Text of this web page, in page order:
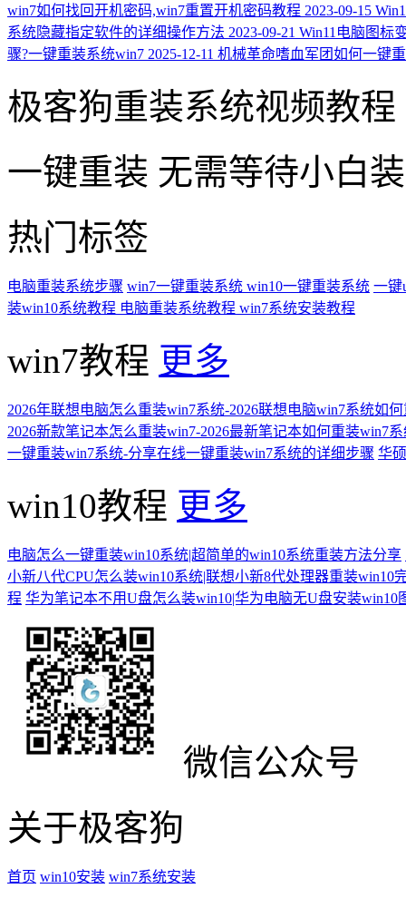
win7如何找回开机密码,win7重置开机密码教程 2023-09-15
系统隐藏指定软件的详细操作方法 2023-09-21 Win11电脑图标
骤?一键重装系统win7 2025-12-11 机械革命嗜血军团如何一键
极客狗重装系统视频教程
一键重装 无需等待小白
热门标签
电脑重装系统步骤 win7一键重装系统 win10一键重装系统 一键
装win10系统教程 电脑重装系统教程 win7系统安装教程
win7教程 更多
2026年联想电脑怎么重装win7系统-2026联想电脑win7系统如
2026新款笔记本怎么重装win7-2026最新笔记本如何重装win7
一键重装win7系统-分享在线一键重装win7系统的详细步骤 华
win10教程 更多
电脑怎么一键重装win10系统|超简单的win10系统重装方法分享
小新八代CPU怎么装win10系统|联想小新8代处理器重装win10
程 华为笔记本不用U盘怎么装win10|华为电脑无U盘安装win10
微信公众号
关于极客狗
首页 win10安装 win7系统安装